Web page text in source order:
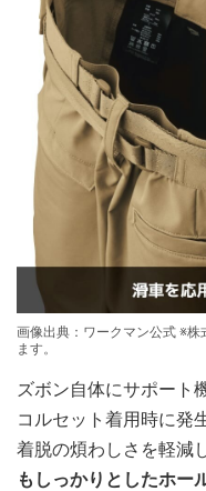
画像出典：ワークマン公式 ※
ます。
ズボン自体にサポート
コルセット着用時に発
着脱の煩わしさを軽減
もしっかりとしたホー